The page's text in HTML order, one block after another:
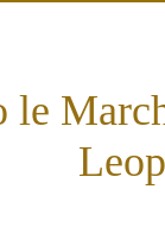
le